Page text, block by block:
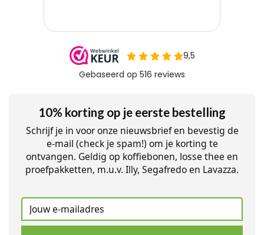
10% korting op je eerste bestelling
Schrijf je in voor onze nieuwsbrief en bevestig de
e-mail (check je spam!) om je korting te
ontvangen. Geldig op koffiebonen, losse thee en
proefpakketten, m.u.v. Illy, Segafredo en Lavazza.